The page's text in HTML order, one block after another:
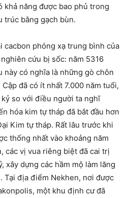
khả năng được bao phủ trong
trúc bằng gạch bùn.
cacbon phóng xạ trung bình của
cứu bị sốc: năm 5316
có nghĩa là những gò chôn
đã có ít nhất 7.000 năm tuổi,
so với điều người ta nghĩ
hóa kim tự tháp đã bắt đầu hơn
Kim tự tháp. Rất lâu trước khi
thống nhất vào khoảng năm
các vị vua riêng biệt đã cai trị
xây dựng các hầm mộ làm lăng
Tại địa điểm Nekhen, nơi được
một khu định cư đã